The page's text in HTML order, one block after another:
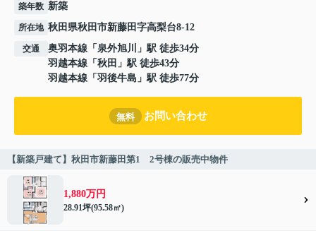
築年数 新築
所在地 秋田県秋田市新藤田 字高梨台8-12
交通 奥羽本線 「 泉外旭川
」駅 徒歩34分
羽越本線 「 秋田 」駅 徒歩43分
羽越本線 「 羽後牛島 」駅 徒歩77分
無料 お問い合わせ
【新築戸建て】秋田市新藤田第1 2号棟の販売中物件
1,880万円
28.91坪(95.58㎡)